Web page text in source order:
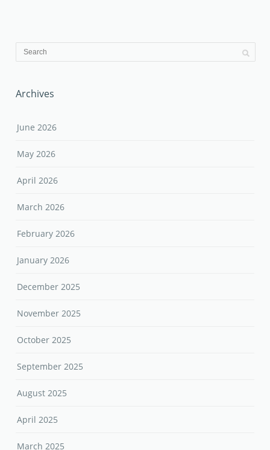
Archives
June 2026
May 2026
April 2026
March 2026
February 2026
January 2026
December 2025
November 2025
October 2025
September 2025
August 2025
April 2025
March 2025